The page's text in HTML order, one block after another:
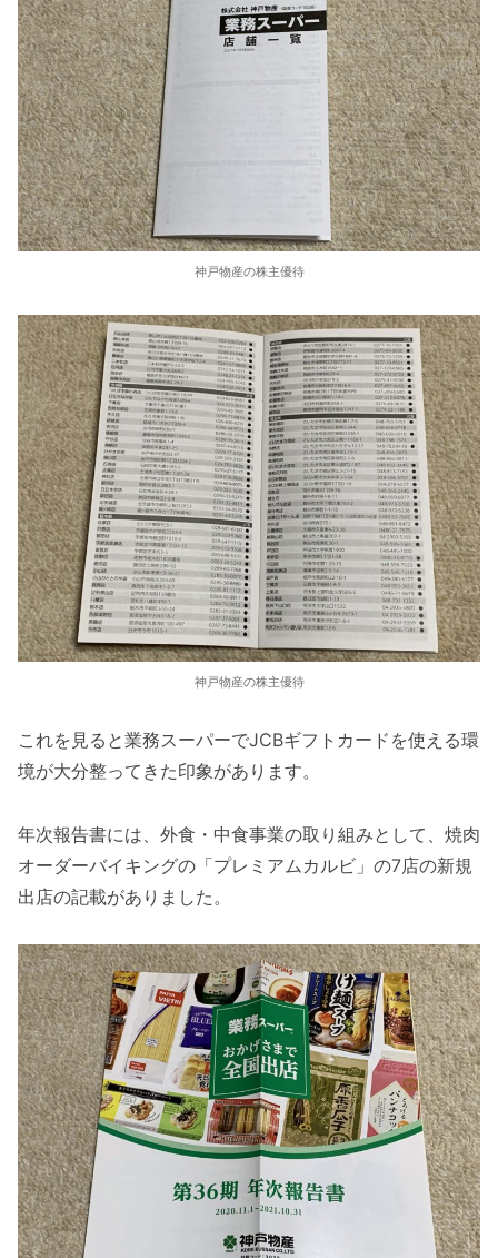
神戸物産の株主優待
神戸物産の株主優待
これを見ると業務スーパーでJCBギフトカードを使える環
境が大分整ってきた印象があります。
年次報告書には、外食・中食事業の取り組みとして、焼肉
オーダーバイキングの「プレミアムカルビ」の7店の新規
出店の記載がありました。